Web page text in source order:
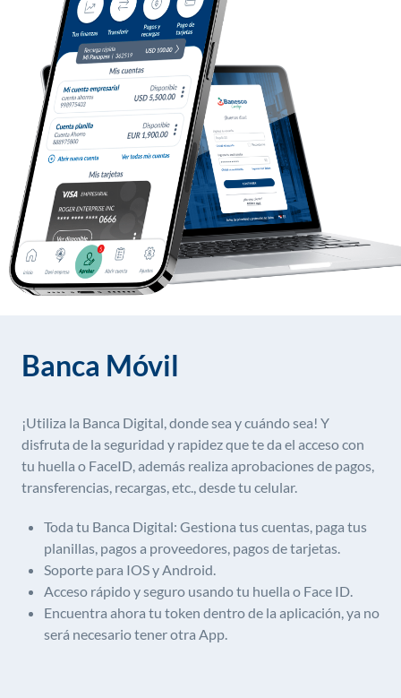
Banca Móvil
¡Utiliza la Banca Digital, donde sea y cuándo sea! Y
disfruta de la seguridad y rapidez que te da el acceso con
tu huella o FaceID, además realiza aprobaciones de pagos,
transferencias, recargas, etc., desde tu celular.
Toda tu Banca Digital: Gestiona tus cuentas, paga tus
planillas, pagos a proveedores, pagos de tarjetas.
Soporte para IOS y Android.
Acceso rápido y seguro usando tu huella o Face ID.
Encuentra ahora tu token dentro de la aplicación, ya no
será necesario tener otra App.